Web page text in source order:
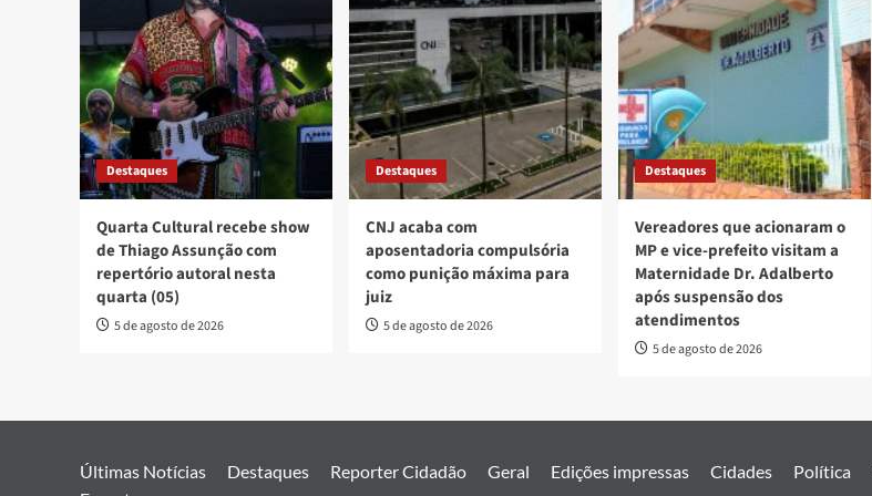
Destaques
Quarta Cultural recebe show
de Thiago Assunção com
repertório autoral nesta
quarta (05)
5 de agosto de 2026
Destaques
CNJ acaba com
aposentadoria compulsória
como punição máxima para
juiz
5 de agosto de 2026
Destaques
Vereadores que acionaram o
MP e vice-prefeito visitam a
Maternidade Dr. Adalberto
após suspensão dos
atendimentos
5 de agosto de 2026
Últimas Notícias Destaques Reporter Cidadão Geral Edições impressas Cidades Política